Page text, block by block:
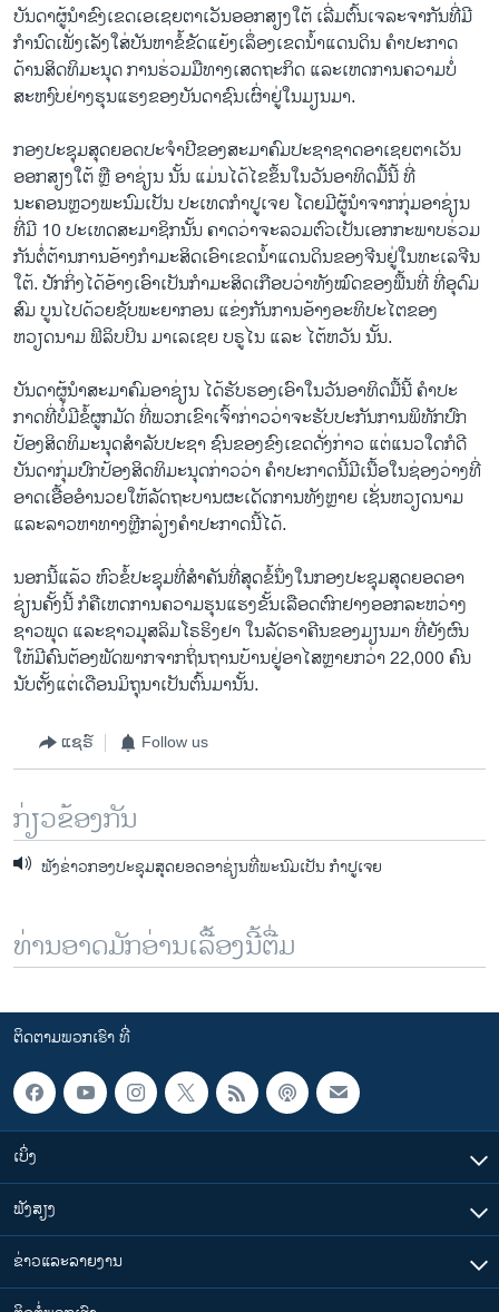
ລາຍການກະຈາຍສຽງ
ລາຍງານ
ຕິດຕາມພວກເຮົາ ທີ່
ພາສາຕ່າງໆ
ບັນດາ​ຜູ້​ນໍາ​ຂົງ​ເຂດ​ເອ​ເຊຍ​ຕາ​ເວັນ​ອອກສຽງ​ໃຕ້ ​ເລີ່​ມຕົ້ນ​ເຈລະຈາ​ກັນ​ທີ່​ມີ​
ກຳນົດເພັ່ງ​ເລັງ​ໃສ່ບັນ​ຫາ​ຂໍ້​ຂັດ​ແຍ້​ງ​ເລຶ່ອງ​ເຂດນໍ້າ​ແດນ​ດິນ ​ຄຳ​ປະກາດ
ດ້ານ​ສິດທິ​ມະນຸດ ການ​ຮ່ວມ​ມື​ທາງ​ເສດຖະກິດ ແລະ​ເຫດການ​ຄວາມ​ບໍ່
ສະຫງົບ​ຢ່າງ​ຮຸນ​ແຮງ​ຂອງບັນດາ​ຊົນ​ເຜົ່າ​ຢູ່​ໃນ​ມຽນມາ.
ກອງ​ປະຊຸມ​ສຸດ​ຍອດ​ປະ​ຈໍາປີ​ຂອງ​ສະມາຄົມ​ປະຊາ​ຊາດ​ອາ​ເຊຍ​ຕາ​ເວັນ​
ອອກສຽງ​ໃຕ້ ຫຼື ອາ​ຊ່ຽນ ນັ້ນ ​ແມ່ນ​ໄດ້​ໄຂ​ຂຶ້ນ​ໃນ​ວັນ​ອາທິດ​ມື້​ນີ້ ທີ່​
ນະຄອນຫຼວງພະນົມ​ເປັນ​ ປະ​ເທດ​ກໍາປູ​ເຈ​ຍ ​ໂດຍ​ມີ​ຜູ້​ນໍາ​ຈາກ​ກຸ່ມ​ອາ​ຊ່ຽນ
ທີ່​ມີ 10 ປະ​ເທດ​ສະມາຊິກ​ນັ້ນ ຄາດ​ວ່າຈະ​ລວມຕົວ​ເປັນ​ເອກ​ກະພາບຮ່ວມ​
ກັນ​ຕໍ່ຕ້ານ​ການ​ອ້າງກຳມະສິດ​ເອົາ​ເຂດ​ນໍ້າ​ແດນ​ດິນ​ຂອງ​ຈີນ​ຢູ່​ໃນ​ທະ​ເລ​ຈີນ​
ໃຕ້. ປັກ​ກິ່ງ​ໄດ້​ອ້າງ​ເອົາ​ເປັນ​ກໍາມະສິດເກືອບ​ວ່າ​ທັງ​ໝົດຂອງ​ພື້ນ​ທີ່​ ທີ່​ອຸດົມ
ສົມ ບູນ​ໄປດ້ວຍ​ຊັ​ບພະຍາກອນ ​ແຂ່ງ​ກັນ​ການ​ອ້າງ​ອະທິປະ​ໄຕຂອງ​
ຫວຽດນາມ ຟິລິບ​ປິນ ມາ​ເລ​ເຊຍ ບຣູ​ໄນ ​ແລະ ​ໄຕ້​ຫວັນ ນັ້ນ.
ບັນດາ​ຜູ້​ນໍາສະມາຄົມ​ອາ​ຊ່ຽນ ​ໄດ້​ຮັບຮອງ​ເອົາ​ໃນ​ວັນ​ອາທິດ​ມື້​ນີ້ ຄໍາ​ປະ
ກາດ​ທີ່​ບໍ່​ມີ​ຂໍ້​ຜູກ​ມັດ ທີ່​ພວກ​ເຂົາ​ເຈົ້າກ່າວ​ວ່າ​ຈະ​ຮັບປະກັນ​ການພິທັກ​ປົກ​
ປ້ອງ​ສິດທິ​ມະນຸດ​ສໍາລັບ​ປະຊາ ຊົນ​ຂອງ​ຂົງ​ເຂດ​ດັ່ງກ່າວ ​ແຕ່​ແນວ​ໃດ​ກໍ​ດີ
ບັນດາ​ກຸ່ມ​ປົກ​ປ້ອງສິດທິ​ມະນຸດກ່າວ​ວ່າ ຄໍາ​ປະກາດ​ນີ້​ມີເນື້ອ​ໃນ​ຊ່ອງ​ວ່າງ​ທີ່​
ອາດ​ເອື້​ອອໍານວຍ​ໃຫ້​ລັດຖະບານ​ຜະ​ເດັດ​ການ​ທັງຫຼາຍ ​ເຊັ່ນ​ຫວຽດນາມ ​
ແລະ​ລາວຫາ​ທາງຫຼີກລ່ຽງຄຳ​ປະກາດ​ນີ້​ໄດ້.
ນອກ​ນີ້​ແລ້ວ ຫົວ​ຂໍ້​ປະຊຸມ​ທີ່ສໍາຄັນທີ່​ສຸດຂໍ້​ນຶ່ງ​ໃນ​ກອງ​ປະຊຸມ​ສຸດ​ຍອດ​ອາ​
ຊ່ຽນ​ຄັ້ງ​ນີ້ ກໍຄື​ເຫດການ​ຄວາມ​ຮຸນ​ແຮງຂັ້ນ​ເລືອດ​ຕົກ​ຢາງ​ອອກ​ລະຫວ່າງ​
ຊາວ​ພຸດ ​ແລະ​ຊາວມຸສລິ​ມ​ໂຣຮິງ​ຢາ​ ​ໃນ​ລັດຣາຄີ​ນຂອງ​ມຽນມາ ທີ່​ຍັງ​ຜົນ​
ໃຫ້​ມີຄົນ​ຕ້ອງ​ພັດ​ພາກ​ຈາກ​ຖິ່ນຖານ​ບ້ານ​ຢູ່​ອາໄສຫຼາຍກວ່າ 22,000 ຄົນ
ນັບ​ຕັ້ງ​ແຕ່​ເດືອນມິຖຸນາ​ເປັນ​ຕົ້ນ​ມາ​ນັ້ນ.
ແຊຣ໌ Follow us
ກ່ຽວຂ້ອງກັນ
ຟັງຂ່າວກອງປະຊຸມສຸດຍອດອາຊ່ຽນທີ່ພະນົມເປັນ ກໍາປູເຈຍ
ທ່ານອາດມັກອ່ານເລື້ອງນີ້ຕື່ມ
ຕິດຕາມພວກເຮົາ ທີ່
ເບິ່ງ
ຟັງສຽງ
ຂ່າວແລະລາຍງານ